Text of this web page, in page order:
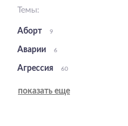
Темы:
Аборт 9
Аварии 6
Агрессия 60
показать еще